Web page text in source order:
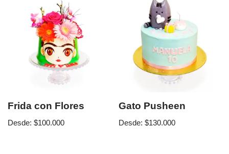
Frida con Flores
Desde: $100.000
Gato Pusheen
Desde:$130.000